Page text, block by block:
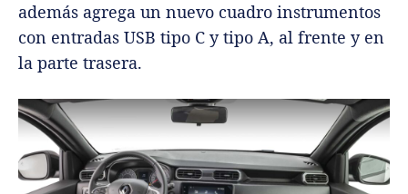
además agrega un nuevo cuadro instrumentos
con entradas USB tipo C y tipo A, al frente y en
la parte trasera.